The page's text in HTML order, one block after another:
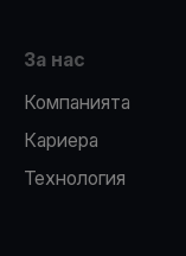
За нас
Компанията
Кариера
Технология